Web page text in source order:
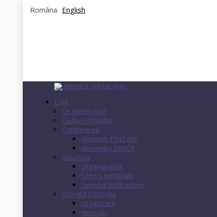
Româna English
MENIUL PRINCIPAL
CNA
Ce facem noi?
Cadrul normativ
Conducerea
Alexandr PÎNZARI
Alexandru SAVCA
Structura
Organigrama
Servicii teritoriale
Serviciul audit intern
Colegiul Centrului
Organizare
Hotarâri